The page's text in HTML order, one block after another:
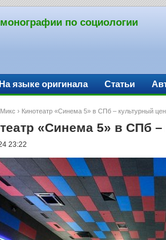
по социологии
Микс › Кинотеатр «Синема 5» в СПб – культурный
«Синема 5» в СПб
23:22
На языке оригинала Статьи